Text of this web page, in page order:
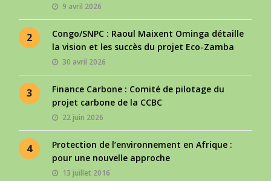
9 avril 2026
2
Congo/SNPC : Raoul Maixent Ominga détaille
la vision et les succès du projet Eco-Zamba
30 avril 2026
3
Finance Carbone : Comité de pilotage du
projet carbone de la CCBC
22 juin 2026
4
Protection de l’environnement en Afrique :
pour une nouvelle approche
13 juillet 2016